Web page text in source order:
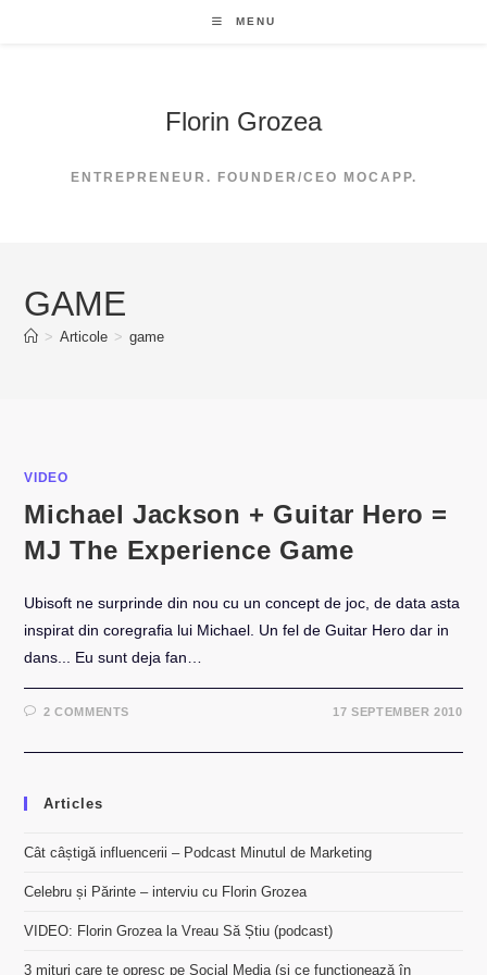
MENU
Florin Grozea
ENTREPRENEUR. FOUNDER/CEO MOCAPP.
GAME
> Articole > game
VIDEO
Michael Jackson + Guitar Hero =
MJ The Experience Game
Ubisoft ne surprinde din nou cu un concept de joc, de data asta
inspirat din coregrafia lui Michael. Un fel de Guitar Hero dar in
dans... Eu sunt deja fan…
2 COMMENTS 17 SEPTEMBER 2010
Articles
Cât câștigă influencerii – Podcast Minutul de Marketing
Celebru și Părinte – interviu cu Florin Grozea
VIDEO: Florin Grozea la Vreau Să Știu (podcast)
3 mituri care te opresc pe Social Media (și ce funcționează în